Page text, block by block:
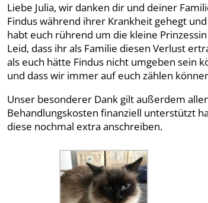
Liebe Julia, wir danken dir und deiner
Findus während ihrer Krankheit gehegt
habt euch rührend um die kleine
Leid, dass ihr als Familie diesen Verlust
als euch hätte Findus nicht umgeben sein
und dass wir immer auf euch zählen
Unser besonderer Dank gilt außerdem
Behandlungskosten finanziell unterstützt
diese nochmal extra anschreiben.